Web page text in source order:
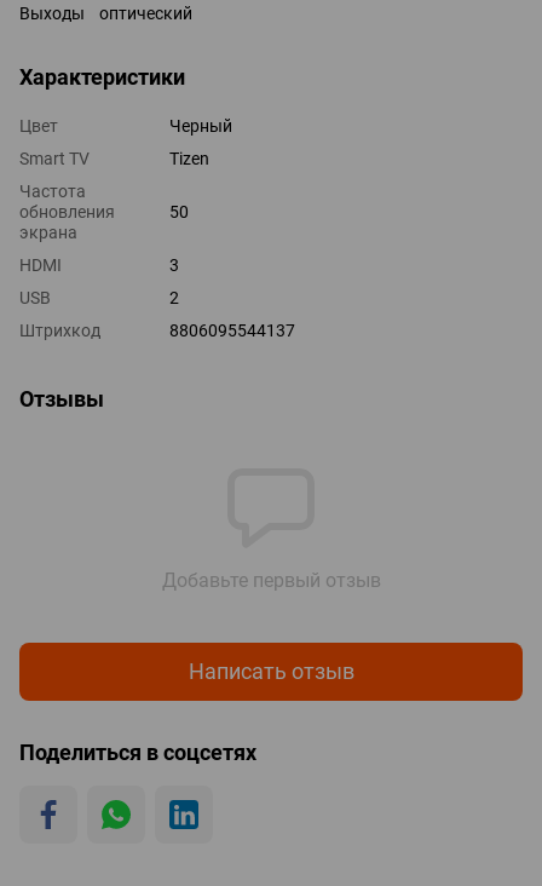
Выходы оптический
Характеристики
Цвет
Черный
Smart TV
Tizen
Частота
обновления
экрана
50
HDMI
3
USB
2
Штрихкод
8806095544137
Отзывы
Добавьте первый отзыв
Написать отзыв
Поделиться в соцсетях